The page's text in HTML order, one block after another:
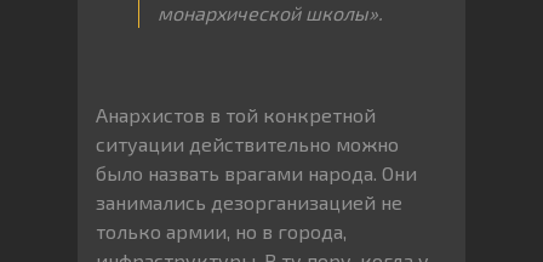
монархической школы».
Анархистов в той конкретной
ситуации действительно можно
было назвать врагами народа. Они
занимались дезорганизацией не
только армии, но в города,